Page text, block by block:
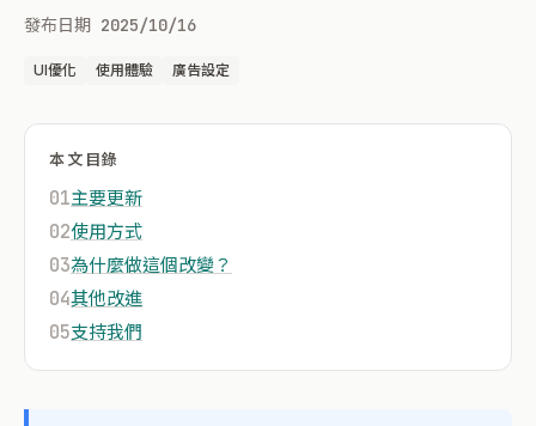
發布日期 2025/10/16
UI優化 使用體驗 廣告設定
本文目錄
01主要更新
02使用方式
03為什麼做這個改變？
04其他改進
05支持我們